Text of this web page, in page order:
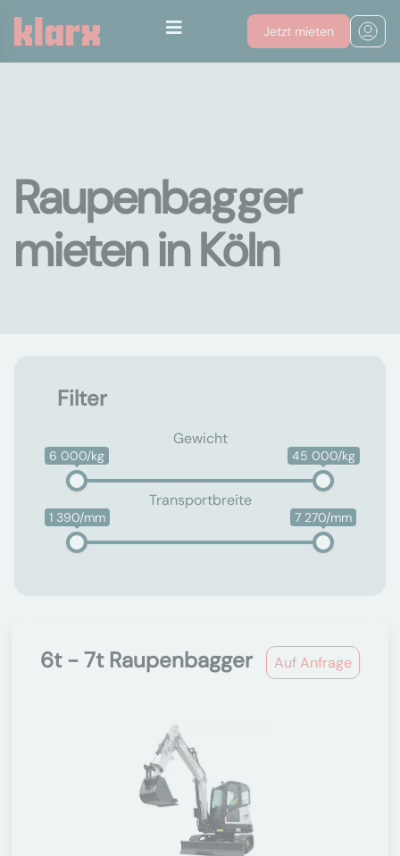
Jetzt mieten
Raupenbagger
mieten in Köln
Filter
Gewicht
6 000/kg 45 000/kg
Transportbreite
1 390/mm 7 270/mm
Auf Anfrage
6t - 7t Raupenbagger